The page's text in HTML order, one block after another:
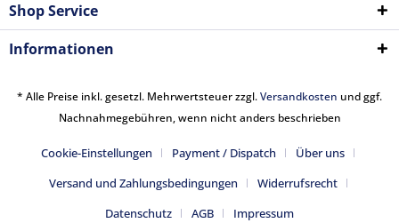
Shop Service
Informationen
* Alle Preise inkl. gesetzl. Mehrwertsteuer zzgl.Versandkosten und ggf.
Nachnahmegebühren, wenn nicht anders beschrieben
Cookie-Einstellungen Payment / Dispatch
Über uns
Versand und Zahlungsbedingungen
Widerrufsrecht
Datenschutz
AGB Impressum